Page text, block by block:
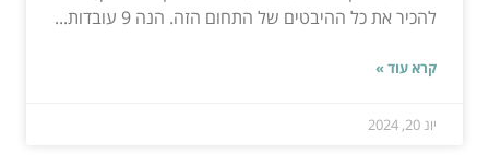
להכיר את כל ההיבטים של התחום הזה. הנה 9 עובדות...
קרא עוד »
יונ 20, 2024